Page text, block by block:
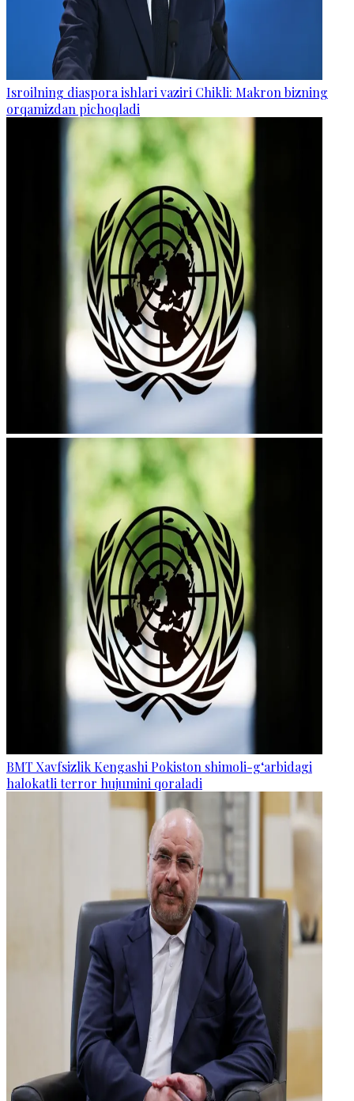
Isroilning diaspora ishlari vaziri Chikli: Makron bizning
orqamizdan pichoqladi
BMT Xavfsizlik Kengashi Pokiston shimoli-g‘arbidagi
halokatli terror hujumini qoraladi